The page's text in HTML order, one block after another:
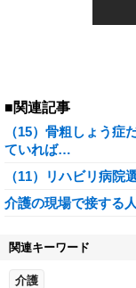
■関連記事
（15）骨粗しょう症
ていれば…
（11）リハビリ病院
介護の現場で接する
関連キーワード
介護